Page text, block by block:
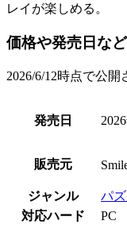
レイ が楽しめる。
価格や発売日な
2026/6/12時点で公
発売日
販売元
ジャンル パ
対応ハード
PC